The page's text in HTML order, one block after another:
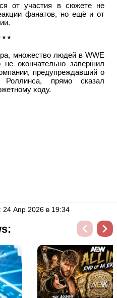
от участия в сюжете не
фанатов, но ещё и от
* *
множество людей в WWE
окончательно завершил
предупреждавший о
прямо сказал
ходу.
24 Апр 2026 в 19:34